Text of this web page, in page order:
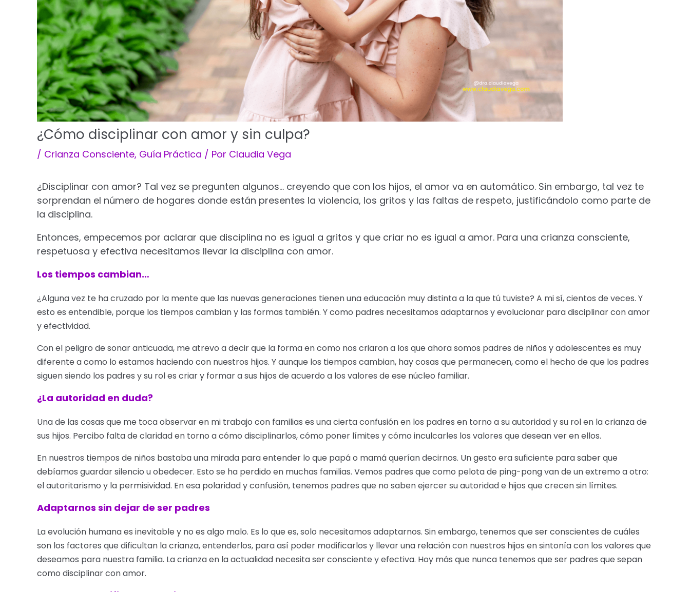
¿Cómo disciplinar con amor y sin culpa?
/ Crianza Consciente, Guía Práctica / Por Claudia Vega
¿Disciplinar con amor? Tal vez se pregunten algunos… creyendo que con los hijos, el amor va en automático. Sin embargo, tal vez te
sorprendan el número de hogares donde están presentes la violencia, los gritos y las faltas de respeto, justificándolo como parte de
la disciplina.
Entonces, empecemos por aclarar que disciplina no es igual a gritos y que criar no es igual a amor. Para una crianza consciente,
respetuosa y efectiva necesitamos llevar la disciplina con amor.
Los tiempos cambian…
¿Alguna vez te ha cruzado por la mente que las nuevas generaciones tienen una educación muy distinta a la que tú tuviste? A mi sí, cientos de veces. Y
esto es entendible, porque los tiempos cambian y las formas también. Y como padres necesitamos adaptarnos y evolucionar para disciplinar con amor
y efectividad.
Con el peligro de sonar anticuada, me atrevo a decir que la forma en como nos criaron a los que ahora somos padres de niños y adolescentes es muy
diferente a como lo estamos haciendo con nuestros hijos. Y aunque los tiempos cambian, hay cosas que permanecen, como el hecho de que los padres
siguen siendo los padres y su rol es criar y formar a sus hijos de acuerdo a los valores de ese núcleo familiar.
¿La autoridad en duda?
Una de las cosas que me toca observar en mi trabajo con familias es una cierta confusión en los padres en torno a su autoridad y su rol en la crianza de
sus hijos. Percibo falta de claridad en torno a cómo disciplinarlos, cómo poner límites y cómo inculcarles los valores que desean ver en ellos.
En nuestros tiempos de niños bastaba una mirada para entender lo que papá o mamá querían decirnos. Un gesto era suficiente para saber que
debíamos guardar silencio u obedecer. Esto se ha perdido en muchas familias. Vemos padres que como pelota de ping-pong van de un extremo a otro:
el autoritarismo y la permisividad. En esa polaridad y confusión, tenemos padres que no saben ejercer su autoridad e hijos que crecen sin límites.
Adaptarnos sin dejar de ser padres
La evolución humana es inevitable y no es algo malo. Es lo que es, solo necesitamos adaptarnos. Sin embargo, tenemos que ser conscientes de cuáles
son los factores que dificultan la crianza, entenderlos, para así poder modificarlos y llevar una relación con nuestros hijos en sintonía con los valores que
deseamos para nuestra familia. La crianza en la actualidad necesita ser consciente y efectiva. Hoy más que nunca tenemos que ser padres que sepan
como disciplinar con amor.